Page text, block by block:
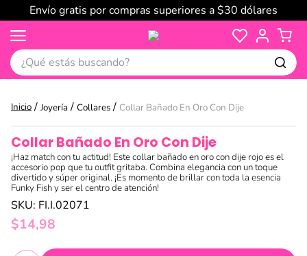
Envío gratis por compras superiores a $30 dólares
¿Qué estás buscando?
Joyería Collares Collar Bañado En Oro Con Dije
Collar Bañado En Oro Con Dije
¡Haz match con tu actitud! Este collar bañado en oro con dije rojo es el
accesorio pop que tu outfit gritaba. Combina elegancia con un toque
divertido y súper original. ¡Es momento de brillar con toda la esencia
Funky Fish y ser el centro de atención!
SKU: FI.I.02071
$14,98